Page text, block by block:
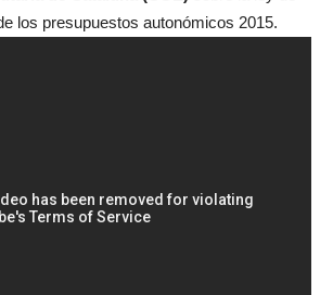
los presupuestos autonómicos 2015.